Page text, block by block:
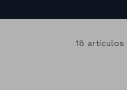
18 artículos